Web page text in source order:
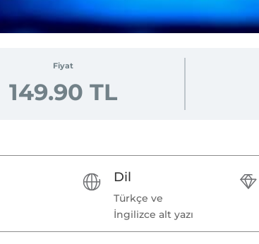
Fiyat
149.90 TL
Dil
Türkçe ve
İngilizce alt yazı